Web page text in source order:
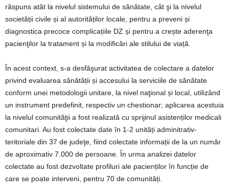
răspuns atât la nivelul sistemului de sănătate, cât şi la nivelul
societății civile și al autorităților locale, pentru a preveni și
diagnostica precoce complicațiile DZ și pentru a crește aderenţa
pacienţilor la tratament și la modificări ale stilului de viață.
În acest context, s-a desfăşurat activitatea de colectare a datelor
privind evaluarea sănătății și accesului la serviciile de sănătate
conform unei metodologii unitare, la nivel naţional și local, utilizând
un instrument predefinit, respectiv un chestionar; aplicarea acestuia
la nivelul comunităţii a fost realizată cu sprijinul asistenților medicali
comunitari. Au fost colectate date în 1-2 unități adminitrativ-
teritoriale din 37 de judeţe, fiind colectate informații de la un număr
de aproximativ 7.000 de persoane. În urma analizei datelor
colectate au fost dezvoltate profiluri ale pacienților în funcție de
care se poate interveni, pentru 70 de comunități.